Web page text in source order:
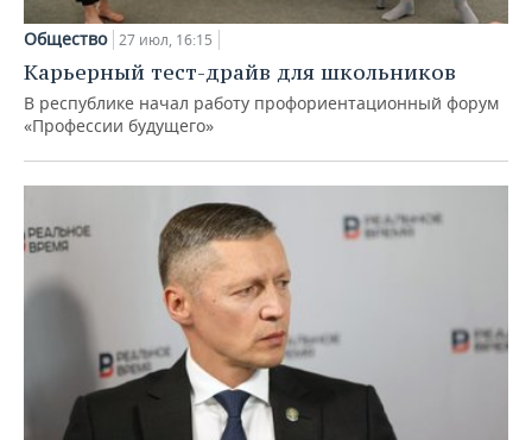
Общество 27 июл, 16:15
Карьерный тест-драйв для школьников
В республике начал работу профориентационный форум
«Профессии будущего»